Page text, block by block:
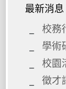
最新消息
校務
學術
校園
徵才